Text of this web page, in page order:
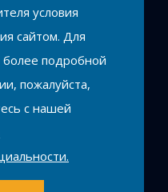
условия
сайтом. Для
более подробной
пожалуйста,
с нашей